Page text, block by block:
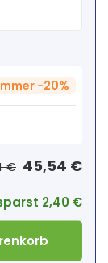
-20%
€ 45,54 €
2,40 €